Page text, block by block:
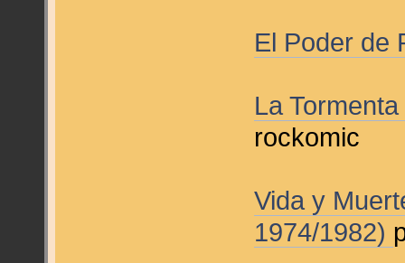
El Poder de
La
rockomic
Vida y
1974/1982)